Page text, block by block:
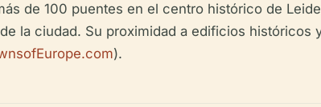
de 100 puentes en el centro histórico de
la ciudad. Su proximidad a edificios
).